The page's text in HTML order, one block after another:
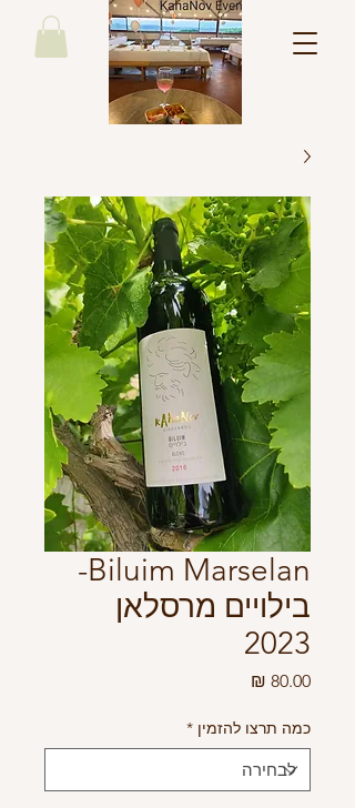
Biluim Marselan-
בילויים מרסלאן
2023
כמה תרצו להזמין *